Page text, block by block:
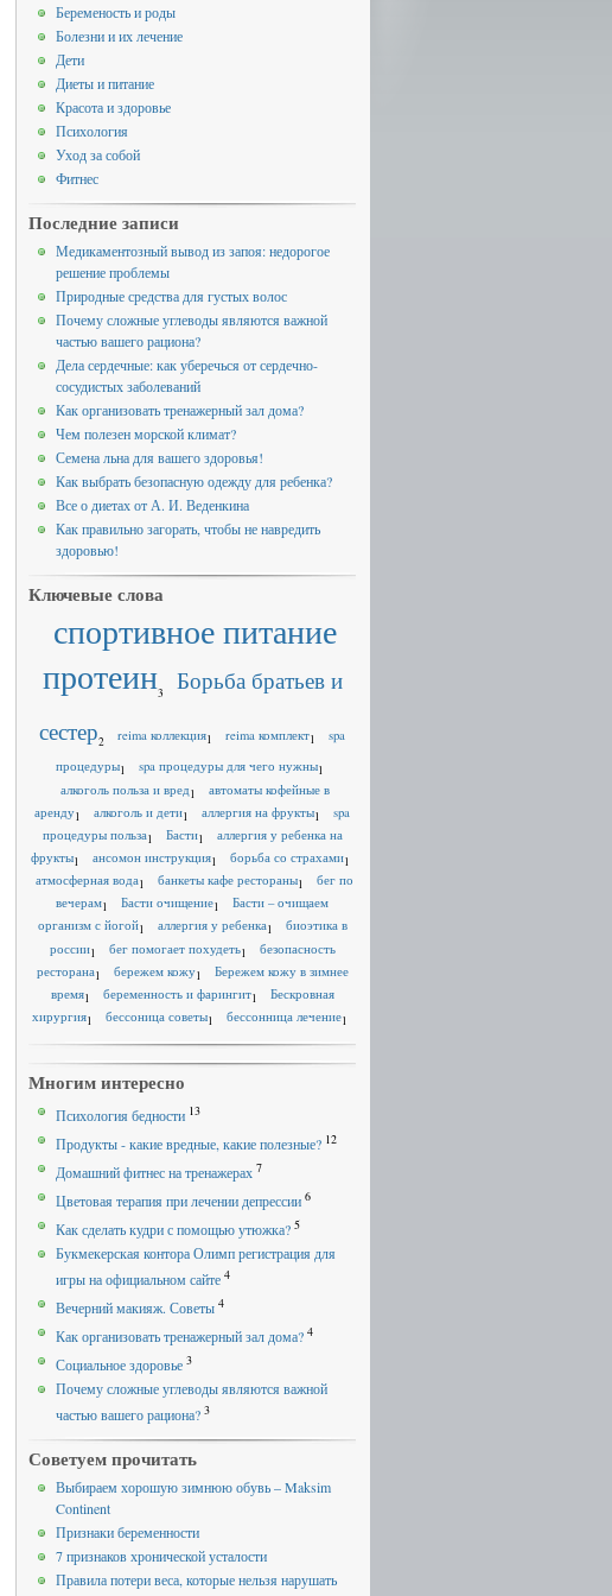
Беременость и роды
Болезни и их лечение
Дети
Диеты и питание
Красота и здоровье
Психология
Уход за собой
Фитнес
Последние записи
Медикаментозный вывод из запоя: недорогое
решение проблемы
Природные средства для густых волос
Почему сложные углеводы являются важной
частью вашего рациона?
Дела сердечные: как уберечься от сердечно-
сосудистых заболеваний
Как организовать тренажерный зал дома?
Чем полезен морской климат?
Семена льна для вашего здоровья!
Как выбрать безопасную одежду для ребенка?
Все о диетах от А. И. Веденкина
Как правильно загорать, чтобы не навредить
здоровью!
Ключевые слова
спортивное питание
протеин3
Борьба братьев и
сестер2 reima коллекция1 reima комплект1
spa
процедуры1 spa процедуры для чего нужны1
алкоголь польза и вред1
автоматы кофейные в
аренду1 алкоголь и дети1 аллергия на фрукты1
spa
процедуры польза1 Басти1
аллергия у ребенка на
фрукты1 ансомон инструкция1 борьба со страхами1
атмосферная вода1 банкеты кафе рестораны1
бег по
вечерам1 Басти очищение1
Басти – очищаем
организм с йогой1 аллергия у ребенка1
биоэтика в
россии1 бег помогает похудеть1
безопасность
ресторана1 бережем кожу1
Бережем кожу в зимнее
время1 беременность и фарингит1
Бескровная
хирургия1 бессоница советы1 бессонница лечение1
Многим интересно
Психология бедности 13
Продукты - какие вредные, какие полезные? 12
Домашний фитнес на тренажерах 7
Цветовая терапия при лечении депрессии 6
Как сделать кудри с помощью утюжка? 5
Букмекерская контора Олимп регистрация для
игры на официальном сайте 4
Вечерний макияж. Советы 4
Как организовать тренажерный зал дома? 4
Социальное здоровье 3
Почему сложные углеводы являются важной
частью вашего рациона? 3
Советуем прочитать
Выбираем хорошую зимнюю обувь – Maksim
Continent
Признаки беременности
7 признаков хронической усталости
Правила потери веса, которые нельзя нарушать